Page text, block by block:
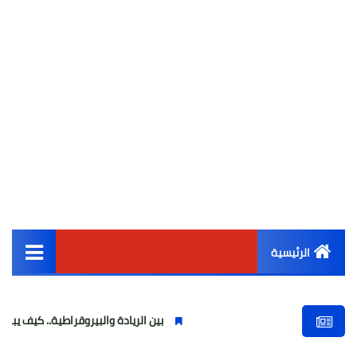
الرئيسية
أخبار مصر
بين الريادة والبيروقراطية.. كيف يبدو واقع